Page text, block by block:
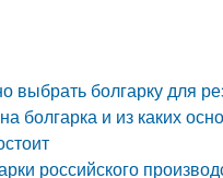
выбрать болгарку для
болгарка и из каких
российского